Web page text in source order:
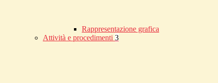
Rappresentazione grafica
Attività e procedimenti 3